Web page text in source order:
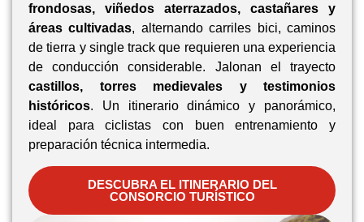
frondosas, viñedos aterrazados, castañares y
áreas cultivadas, alternando carriles bici, caminos
de tierra y single track que requieren una experiencia
de conducción considerable. Jalonan el trayecto
castillos, torres medievales y testimonios
históricos. Un itinerario dinámico y panorámico,
ideal para ciclistas con buen entrenamiento y
preparación técnica intermedia.
DESCUBRA EL ITINERARIO DEL
CONSORCIO TURÍSTICO